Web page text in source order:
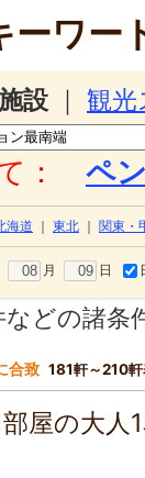
ーワー
設 観光
： ペ
海道 東北 関東・
月 日
どの諸条
合致 181軒～210
屋の大